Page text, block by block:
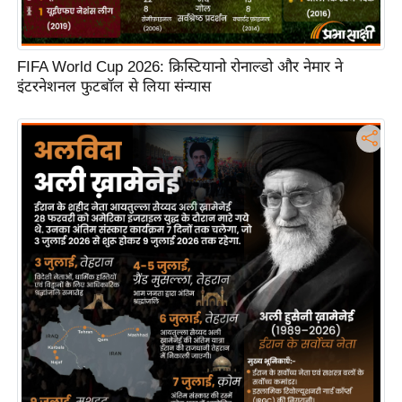
टो
वी
डि
यो
ऑ
डि
फ़ो
फ़ि
क
रा
ज्यों
से
FIFA World Cup 2026: क्रिस्टियानो रोनाल्डो और नेमार ने
इंटरनेशनल फुटबॉल से लिया संन्यास